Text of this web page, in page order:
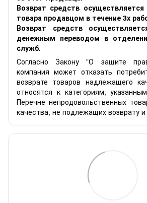
Возврат средств осуществляется
товара продавцом в течение 3х
Возврат средств
денежным переводом в
служб.
Согласно Закону "О защите
компания может отказать
возврате товаров надлежащего
относятся к категориям,
Перечне непродовольственных
качества, не подлежащих возврату